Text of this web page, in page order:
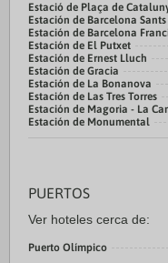
Estació de Plaça de
Estación de Barcelona Sants
Estación de Barcelona
Estación de El Putxet
Estación de Ernest Lluch
Estación de Gracia
Estación de La Bonanova
Estación de Las Tres Torres
Estación de Magoria - La
Estación de Monumental
PUERTOS
Ver hoteles cerca de:
Puerto Olímpico